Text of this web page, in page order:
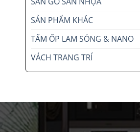
SẢN PHẨM KHÁC
TẤM ỐP LAM SÓNG & NANO
VÁCH TRANG TRÍ